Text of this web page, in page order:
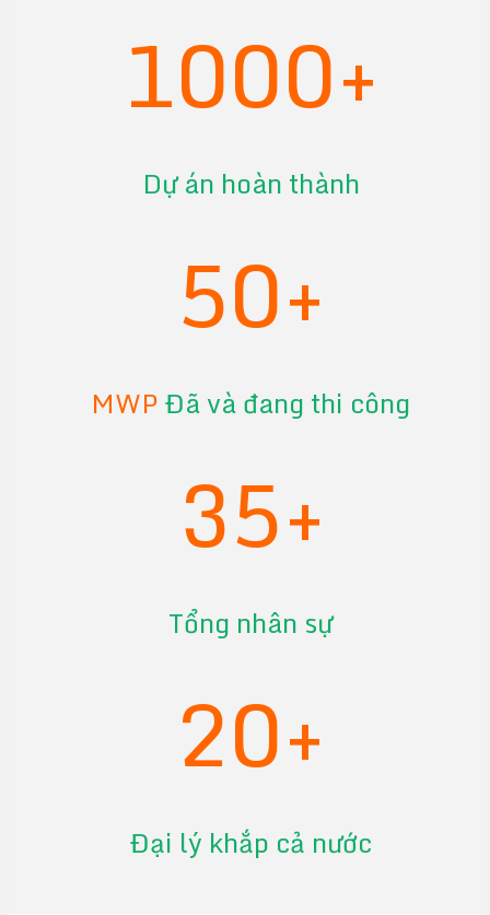
1000+
Dự án hoàn thành
50+
MWPĐã và đang thi công
35+
Tổng nhân sự
20+
Đại lý khắp cả nước